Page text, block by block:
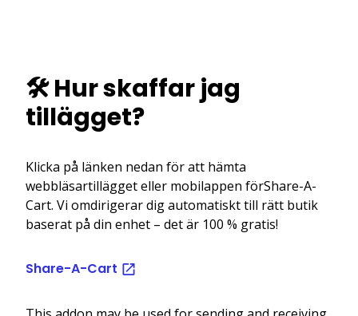
🛠️ Hur skaffar jag
tillägget?
Klicka på länken nedan för att hämta
webbläsartillägget eller mobilappen förShare-A-
Cart. Vi omdirigerar dig automatiskt till rätt butik
baserat på din enhet – det är 100 % gratis!
Share-A-Cart